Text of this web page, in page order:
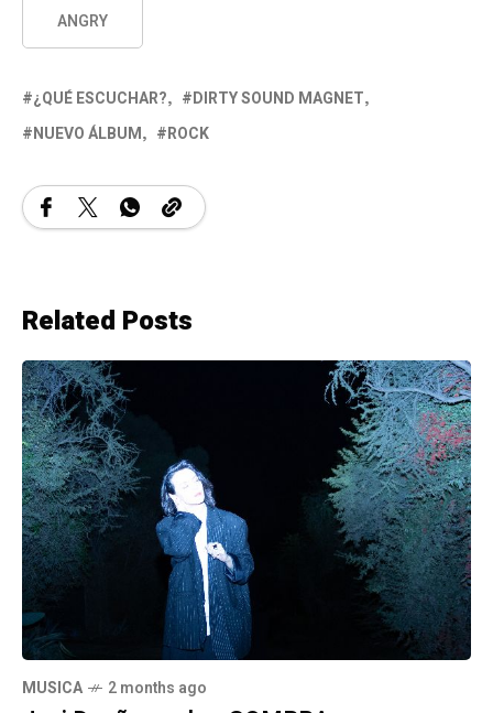
ANGRY
¿QUÉ ESCUCHAR?
DIRTY SOUND MAGNET
NUEVO ÁLBUM
ROCK
Related Posts
MUSICA 2 months ago